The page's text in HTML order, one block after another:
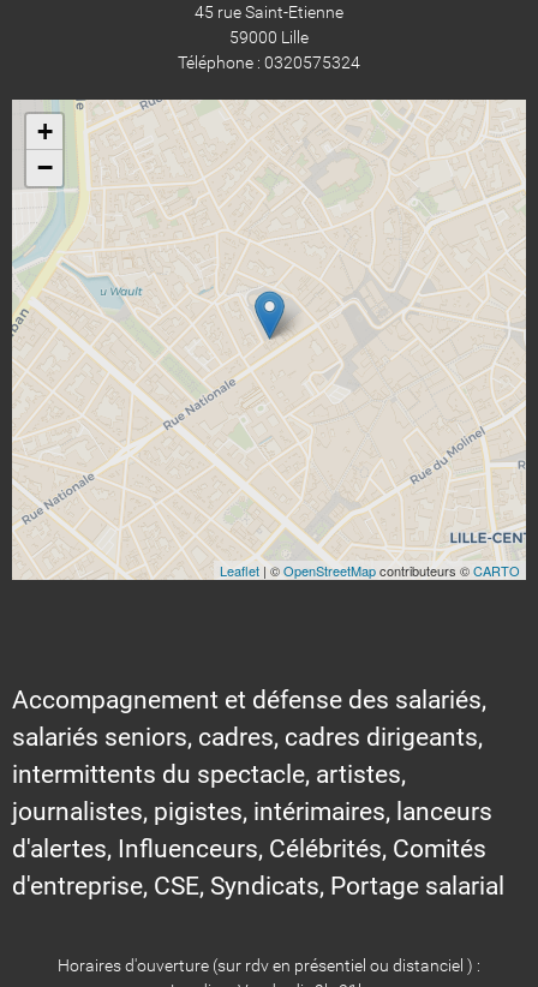
45 rue Saint-Etienne
59000 Lille
Téléphone : 0320575324
+
−
Leaflet | ©OpenStreetMapcontributeurs ©CARTO
Accompagnement et défense des salariés,
salariés seniors, cadres, cadres dirigeants,
intermittents du spectacle, artistes,
journalistes, pigistes, intérimaires, lanceurs
d'alertes, Influenceurs, Célébrités, Comités
d'entreprise, CSE, Syndicats, Portage salarial
Horaires d'ouverture (sur rdv en présentiel ou distanciel ) :